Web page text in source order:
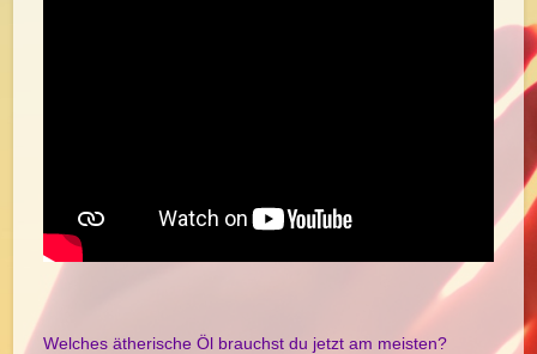
Welches ätherische Öl brauchst du jetzt am meisten?